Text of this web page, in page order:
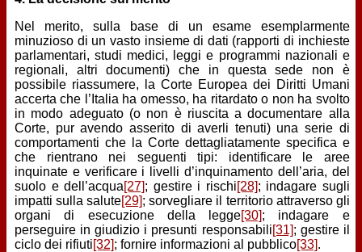
Nel merito, sulla base di un esame esemplarmente
minuzioso di un vasto insieme di dati (rapporti di inchieste
parlamentari, studi medici, leggi e programmi nazionali e
regionali, altri documenti) che in questa sede non è
possibile riassumere, la Corte Europea dei Diritti Umani
accerta che l’Italia ha omesso, ha ritardato o non ha svolto
in modo adeguato (o non è riuscita a documentare alla
Corte, pur avendo asserito di averli tenuti) una serie di
comportamenti che la Corte dettagliatamente specifica e
che rientrano nei seguenti tipi: identificare le aree
inquinate e verificare i livelli d’inquinamento dell’aria, del
suolo e dell’acqua[27]; gestire i rischi[28]; indagare sugli
impatti sulla salute[29]; sorvegliare il territorio attraverso gli
organi di esecuzione della legge[30]; indagare e
perseguire in giudizio i presunti responsabili[31]; gestire il
ciclo dei rifiuti[32]; fornire informazioni al pubblico[33].